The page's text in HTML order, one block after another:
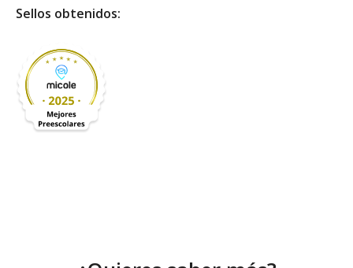
Sellos obtenidos: